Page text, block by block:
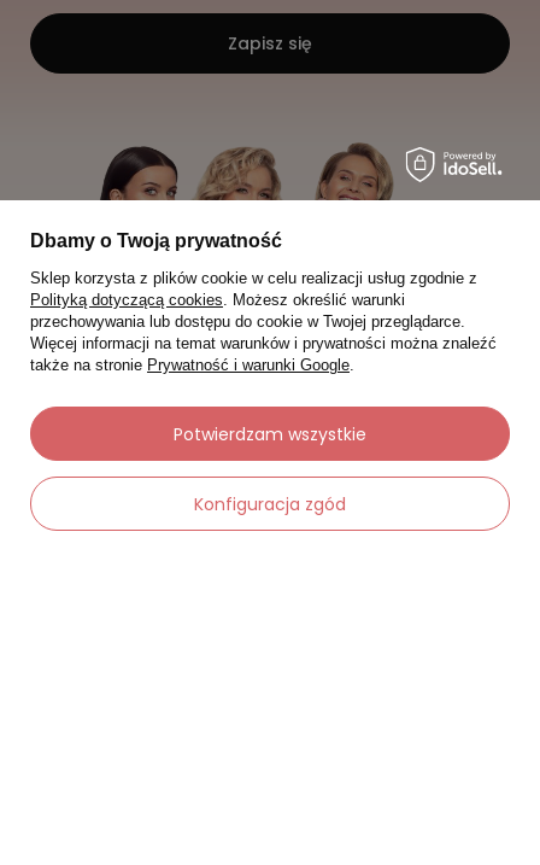
Zapisz się
Moje zamówienia
Status zamówienia
Dbamy o Twoją prywatność
Sklep korzysta z plików cookie w celu realizacji usług zgodnie z
Polityką dotyczącą cookies. Możesz określić warunki
przechowywania lub dostępu do cookie w Twojej przeglądarce.
Więcej informacji na temat warunków i prywatności można znaleźć
także na stronie Prywatność i warunki Google.
Konfiguracja zgód
Potwierdzam wszystkie